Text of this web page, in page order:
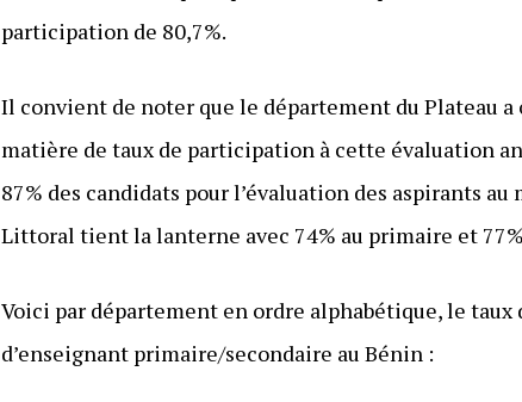
participation de 80,7%.
Il convient de noter que le département du Plateau
matière de taux de participation à cette évaluation
87% des candidats pour l’évaluation des aspirants
Littoral tient la lanterne avec 74% au primaire et
Voici par département en ordre alphabétique, le
d’enseignant primaire/secondaire au Bénin :